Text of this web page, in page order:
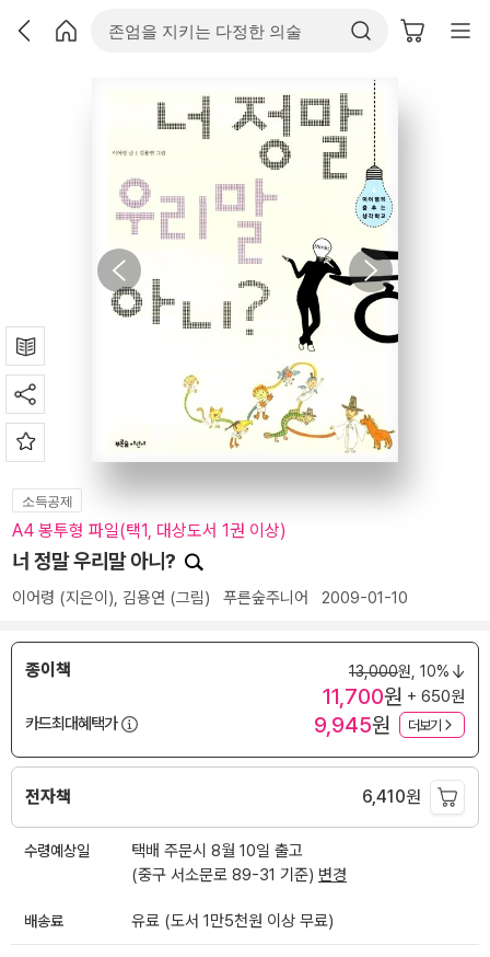
소득공제
A4 봉투형 파일(택1, 대상도서 1권 이상)
너 정말 우리말 아니?
이어령 (지은이), 김용연 (그림) 푸른숲주니어 2009-01-10
종이책 13,000원, 10%
11,700원 + 650원
카드최대혜택가
9,945원 더보기
전자책 6,410원
수령예상일
택배 주문시 8월 10일 출고
(중구 서소문로 89-31 기준) 변경
배송료 유료 (도서 1만5천원 이상 무료)